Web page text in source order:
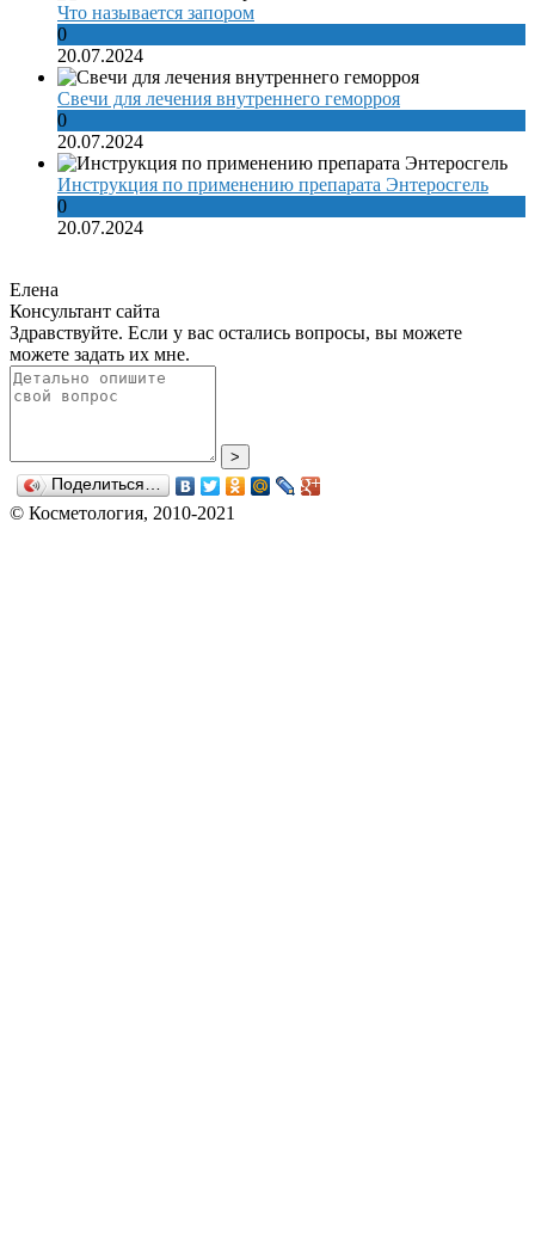
Что называется запором
0
20.07.2024
Свечи для лечения внутреннего геморроя
0
20.07.2024
Инструкция по применению препарата Энтеросгель
0
20.07.2024
Елена
Консультант сайта
Здравствуйте. Если у вас остались вопросы, вы можете
можете задать их мне.
>
Поделиться…
© Косметология, 2010-2021